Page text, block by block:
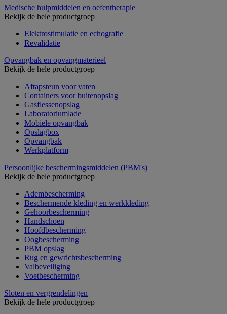
Medische hulpmiddelen en oefentherapie
Bekijk de hele productgroep
Elektrostimulatie en echografie
Revalidatie
Opvangbak en opvangmaterieel
Bekijk de hele productgroep
Aftapsteun voor vaten
Containers voor buitenopslag
Gasflessenopslag
Laboratoriumlade
Mobiele opvangbak
Opslagbox
Opvangbak
Werkplatform
Persoonlijke beschermingsmiddelen (PBM's)
Bekijk de hele productgroep
Adembescherming
Beschermende kleding en werkkleding
Gehoorbescherming
Handschoen
Hoofdbescherming
Oogbescherming
PBM opslag
Rug en gewrichtsbescherming
Valbeveiliging
Voetbescherming
Sloten en vergrendelingen
Bekijk de hele productgroep